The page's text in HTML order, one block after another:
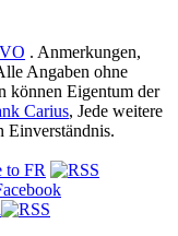
. Anmerkungen,
Angaben ohne
können Eigentum der
Carius, Jede weitere
Einverständnis.